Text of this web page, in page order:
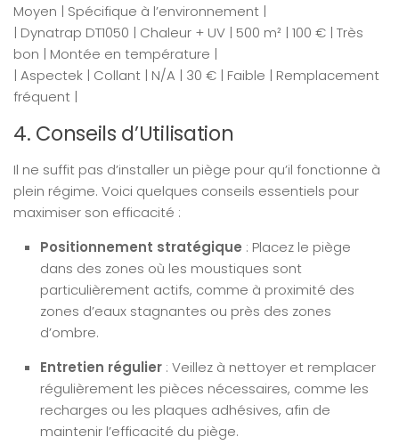
Moyen | Spécifique à l’environnement |
| Dynatrap DT1050 | Chaleur + UV | 500 m² | 100 € | Très
bon | Montée en température |
| Aspectek | Collant | N/A | 30 € | Faible | Remplacement
fréquent |
4. Conseils d’Utilisation
Il ne suffit pas d’installer un piège pour qu’il fonctionne à
plein régime. Voici quelques conseils essentiels pour
maximiser son efficacité :
Positionnement stratégique : Placez le piège
dans des zones où les moustiques sont
particulièrement actifs, comme à proximité des
zones d’eaux stagnantes ou près des zones
d’ombre.
Entretien régulier : Veillez à nettoyer et remplacer
régulièrement les pièces nécessaires, comme les
recharges ou les plaques adhésives, afin de
maintenir l’efficacité du piège.